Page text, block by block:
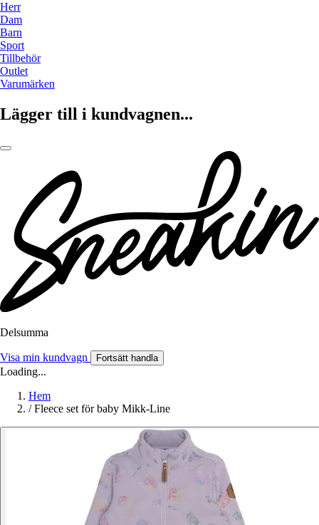
Herr
Dam
Barn
Sport
Tillbehör
Outlet
Varumärken
Lägger till i kundvagnen...
Delsumma
Visa min kundvagn Fortsätt handla
Loading...
Hem
/ Fleece set för baby Mikk-Line